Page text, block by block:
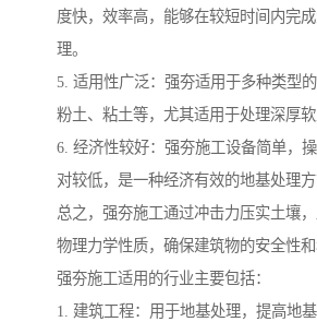
度快，效率高，能够在较短时间内完
理。
5. 适用性广泛：强夯适用于多种类型的
粉土、粘土等，尤其适用于处理深厚软
6. 经济性较好：强夯施工设备简单，
对较低，是一种经济有效的地基处理方
总之，强夯施工通过冲击力压实土壤
物理力学性质，确保建筑物的安全性和
强夯施工适用的行业主要包括：
1. 建筑工程：用于地基处理，提高地